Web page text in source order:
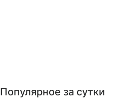
Популярное за сутки